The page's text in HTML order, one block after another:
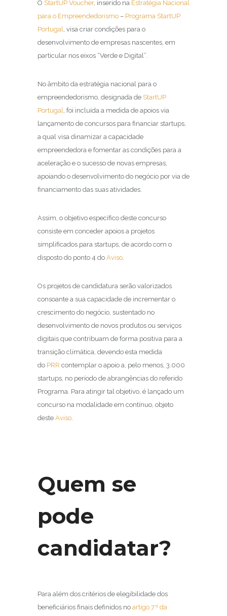
O StartUP Voucher, inserido na Estratégia Nacional
para o Empreendedorismo – Programa StartUP
Portugal, visa criar condições para o
desenvolvimento de empresas nascentes, em
particular nos eixos “Verde e Digital”.
No âmbito da estratégia nacional para o
empreendedorismo, designada de StartUP
Portugal, foi incluída a medida de apoios via
lançamento de concursos para financiar startups,
a qual visa dinamizar a capacidade
empreendedora e fomentar as condições para a
aceleração e o sucesso de novas empresas,
apoiando o desenvolvimento do negócio por via de
financiamento das suas atividades.
Assim, o objetivo específico deste concurso
consiste em conceder apoios a projetos
simplificados para startups, de acordo com o
disposto do ponto 4 do Aviso.
Os projetos de candidatura serão valorizados
consoante a sua capacidade de incrementar o
crescimento do negócio, sustentado no
desenvolvimento de novos produtos ou serviços
digitais que contribuam de forma positiva para a
transição climática, devendo esta medida
do PRR contemplar o apoio a, pelo menos, 3.000
startups, no período de abrangências do referido
Programa. Para atingir tal objetivo, é lançado um
concurso na modalidade em contínuo, objeto
deste Aviso.
Quem se
pode
candidatar?
Para além dos critérios de elegibilidade dos
beneficiários finais definidos no artigo 7.º da